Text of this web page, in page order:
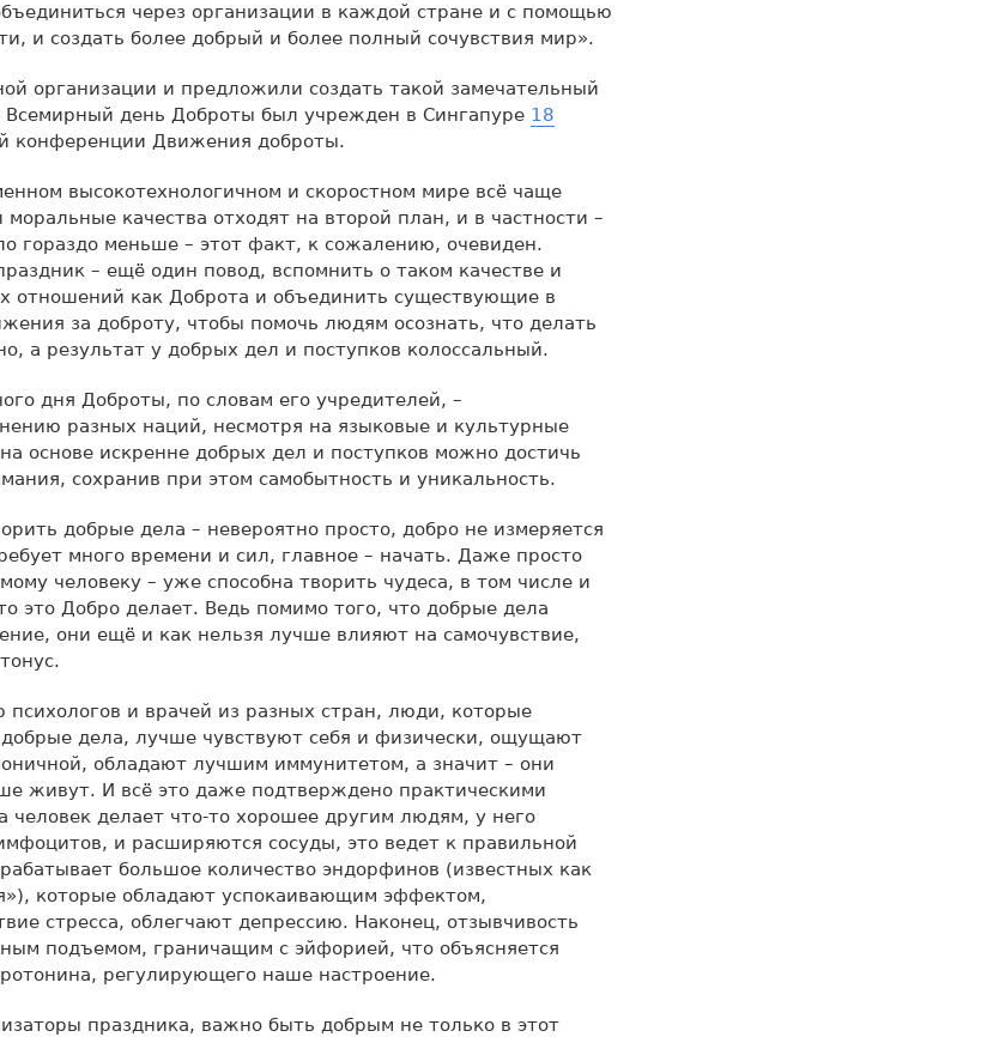
через организации в каждой стране и с помощью
и создать более добрый и более полный сочувствия мир».
организации и предложили создать такой замечательный
день Доброты был учрежден в Сингапуре 18
конференции Движения доброты.
высокотехнологичном и скоростном мире всё чаще
моральные качества отходят на второй план, и в частности –
гораздо меньше – этот факт, к сожалению, очевиден.
– ещё один повод, вспомнить о таком качестве и
отношений как Доброта и объединить существующие в
за доброту, чтобы помочь людям осознать, что делать
а результат у добрых дел и поступков колоссальный.
дня Доброты, по словам его учредителей, –
разных наций, несмотря на языковые и культурные
основе искренне добрых дел и поступков можно достичь
сохранив при этом самобытность и уникальность.
добрые дела – невероятно просто, добро не измеряется
много времени и сил, главное – начать. Даже просто
человеку – уже способна творить чудеса, в том числе и
это Добро делает. Ведь помимо того, что добрые дела
они ещё и как нельзя лучше влияют на самочувствие,
психологов и врачей из разных стран, люди, которые
дела, лучше чувствуют себя и физически, ощущают
обладают лучшим иммунитетом, а значит – они
живут. И всё это даже подтверждено практическими
человек делает что-то хорошее другим людям, у него
и расширяются сосуды, это ведет к правильной
большое количество эндорфинов (известных как
которые обладают успокаивающим эффектом,
стресса, облегчают депрессию. Наконец, отзывчивость
подъемом, граничащим с эйфорией, что объясняется
регулирующего наше настроение.
праздника, важно быть добрым не только в этот